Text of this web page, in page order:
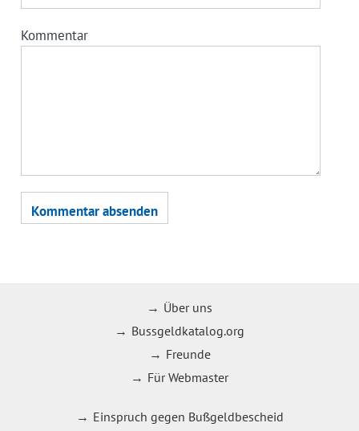
Kommentar
Über uns
Bussgeldkatalog.org
Freunde
Für Webmaster
Einspruch gegen Bußgeldbescheid